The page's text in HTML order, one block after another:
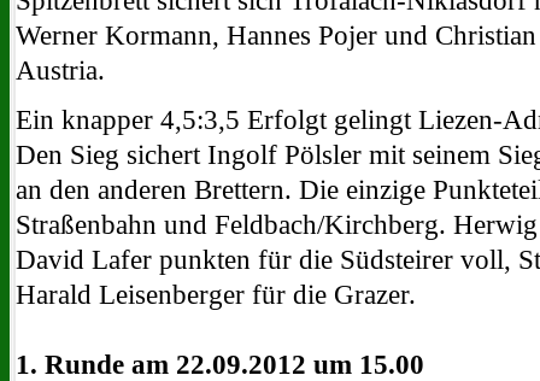
Werner Kormann, Hannes Pojer und
Austria.
Ein knapper 4,5:3,5 Erfolgt gelingt Liezen-
Den Sieg sichert Ingolf Pölsler mit seinem
an den anderen Brettern. Die einzige
Straßenbahn und Feldbach/Kirchberg.
David Lafer punkten für die Südsteirer voll,
Harald Leisenberger für die Grazer.
1. Runde am 22.09.2012 um 15.00